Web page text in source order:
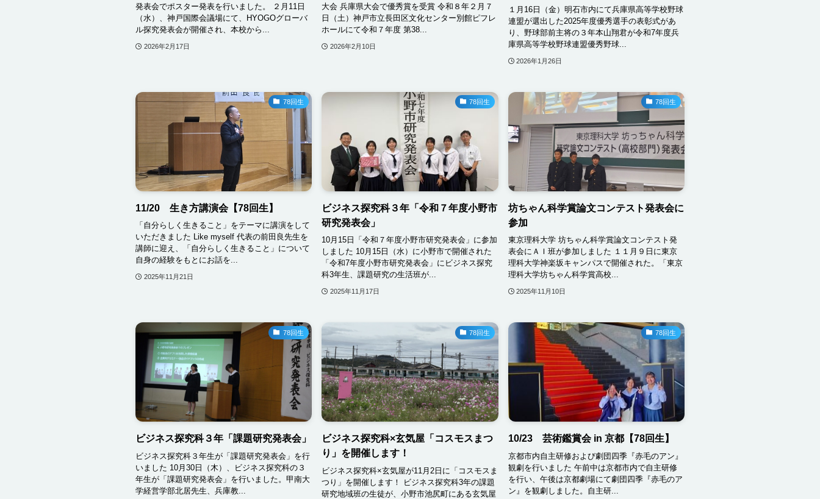
発表会でポスター発表を行いました。 ２月11日
（水）、神戸国際会議場にて、HYOGOグローバ
ル探究発表会が開催され、本校から...
2026年2月17日
大会 兵庫県大会で優秀賞を受賞 令和８年２月７
日（土）神戸市立長田区文化センター別館ピフレ
ホールにて令和７年度 第38...
2026年2月10日
１月16日（金）明石市内にて兵庫県高等学校野球
連盟が選出した2025年度優秀選手の表彰式があ
り、野球部前主将の３年本山翔君が令和7年度兵
庫県高等学校野球連盟優秀野球...
2026年1月26日
78回生
11/20 生き方講演会【78回生】
「自分らしく生きること」をテーマに講演をして
いただきました Like myself 代表の前田良先生を
講師に迎え、「自分らしく生きること」について
自身の経験をもとにお話を...
2025年11月21日
78回生
ビジネス探究科３年「令和７年度小野市
研究発表会」
10月15日「令和７年度小野市研究発表会」に参加
しました 10月15日（水）に小野市で開催された
「令和7年度小野市研究発表会」にビジネス探究
科3年生、課題研究の生活班が...
2025年11月17日
78回生
坊ちゃん科学賞論文コンテスト発表会に
参加
東京理科大学 坊ちゃん科学賞論文コンテスト発
表会にＡＩ班が参加しました １１月９日に東京
理科大学神楽坂キャンパスで開催された。「東京
理科大学坊ちゃん科学賞高校...
2025年11月10日
78回生
ビジネス探究科３年「課題研究発表会」
ビジネス探究科３年生が「課題研究発表会」を行
いました 10月30日（木）、ビジネス探究科の３
年生が「課題研究発表会」を行いました。甲南大
学経営学部北居先生、兵庫教...
78回生
ビジネス探究科×玄気屋「コスモスまつ
り」を開催します！
ビジネス探究科×玄気屋が11月2日に「コスモスま
つり」を開催します！ ビジネス探究科3年の課題
研究地域班の生徒が、小野市池尻町にある玄気屋
78回生
10/23 芸術鑑賞会 in 京都【78回生】
京都市内自主研修および劇団四季『赤毛のアン』
観劇を行いました 午前中は京都市内で自主研修
を行い、午後は京都劇場にて劇団四季『赤毛のア
ン』を観劇しました。自主研...